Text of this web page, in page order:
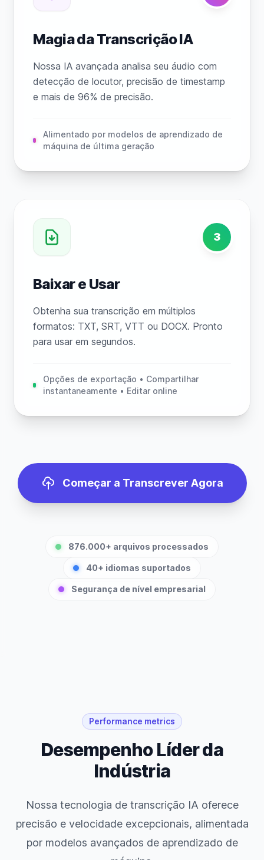
Magia da Transcrição IA
Nossa IA avançada analisa seu áudio com
detecção de locutor, precisão de timestamp
e mais de 96% de precisão.
Alimentado por modelos de aprendizado de
máquina de última geração
3
Baixar e Usar
Obtenha sua transcrição em múltiplos
formatos: TXT, SRT, VTT ou DOCX. Pronto
para usar em segundos.
Opções de exportação • Compartilhar
instantaneamente • Editar online
Começar a Transcrever Agora
876.000+ arquivos processados
40+ idiomas suportados
Segurança de nível empresarial
Performance metrics
Desempenho Líder da
Indústria
Nossa tecnologia de transcrição IA oferece
precisão e velocidade excepcionais, alimentada
por modelos avançados de aprendizado de